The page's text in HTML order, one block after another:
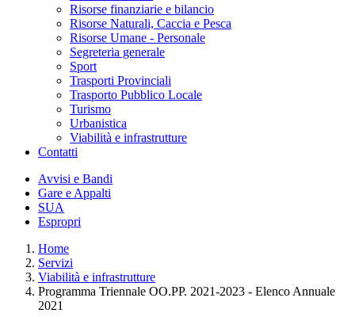
Risorse finanziarie e bilancio
Risorse Naturali, Caccia e Pesca
Risorse Umane - Personale
Segreteria generale
Sport
Trasporti Provinciali
Trasporto Pubblico Locale
Turismo
Urbanistica
Viabilità e infrastrutture
Contatti
Avvisi e Bandi
Gare e Appalti
SUA
Espropri
Home
Servizi
Viabilità e infrastrutture
Programma Triennale OO.PP. 2021-2023 - Elenco Annuale
2021